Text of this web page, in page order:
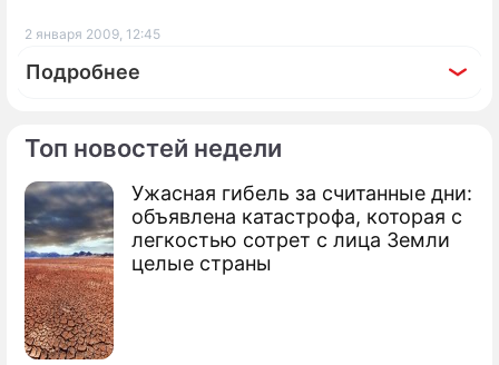
Топ новостей недели
Ужасная гибель за считанные дни:
объявлена катастрофа, которая с
легкостью сотрет с лица Земли
целые страны
2 января 2009, 12:45
Подробнее
По теме
"Неустрашимый" собирает новый
конвой
США опасаются усиления российского
флота